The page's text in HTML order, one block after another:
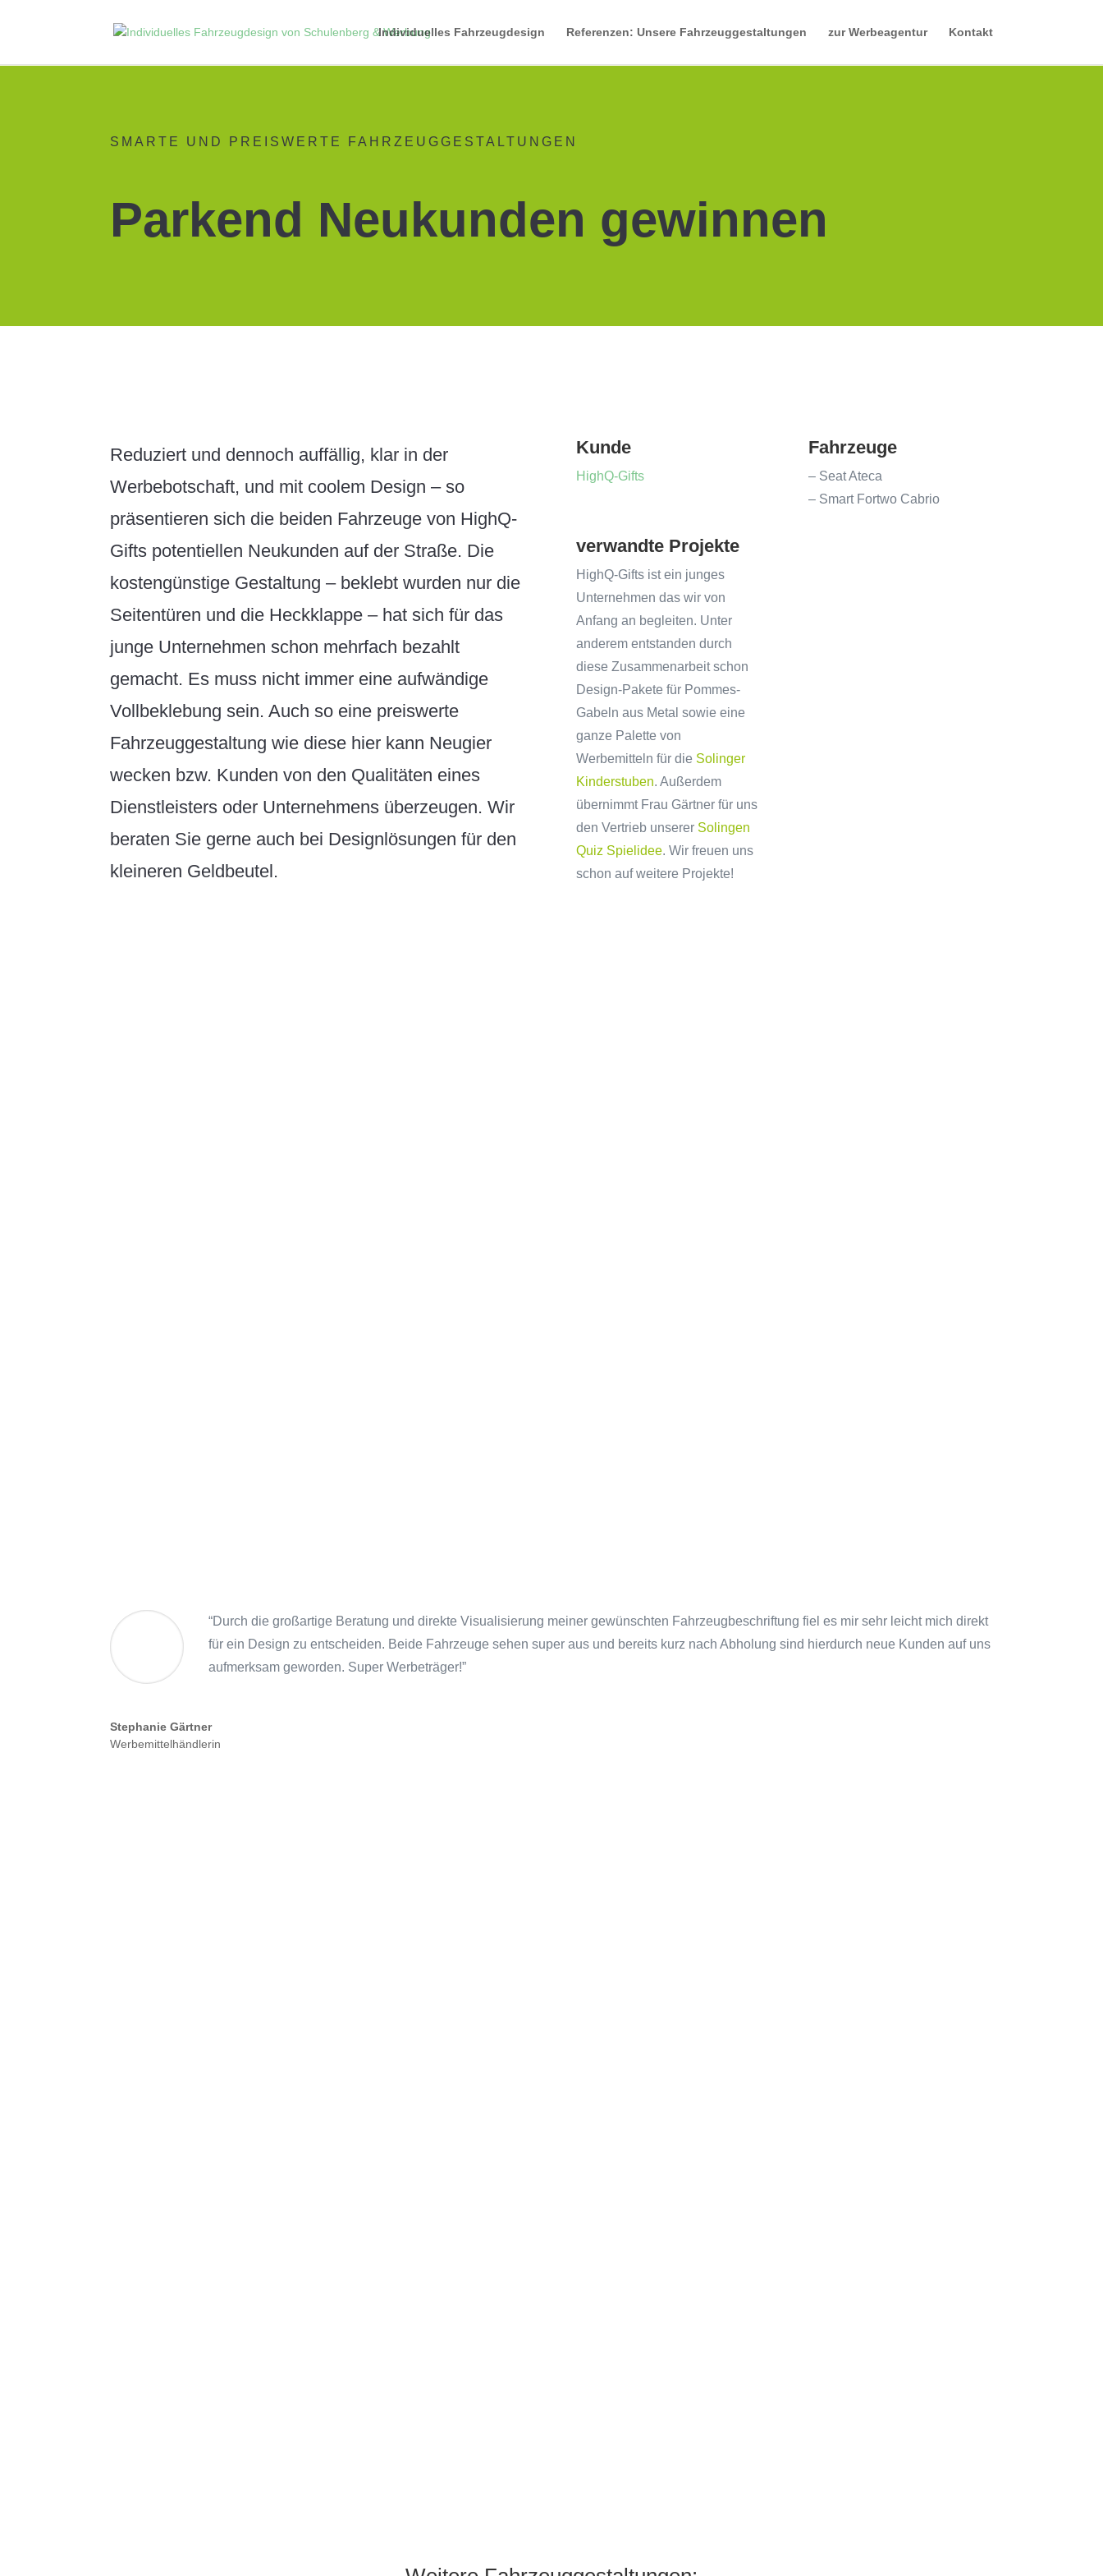
Individuelles Fahrzeugdesign Referenzen: Unsere Fahrzeuggestaltungen zur Werbeagentur Kontakt
SMARTE UND PREISWERTE FAHRZEUGGESTALTUNGEN
Parkend Neukunden gewinnen
Reduziert und dennoch auffällig, klar in der
Werbebotschaft, und mit coolem Design – so
präsentieren sich die beiden Fahrzeuge von HighQ-
Gifts potentiellen Neukunden auf der Straße. Die
kostengünstige Gestaltung – beklebt wurden nur die
Seitentüren und die Heckklappe – hat sich für das
junge Unternehmen schon mehrfach bezahlt
gemacht. Es muss nicht immer eine aufwändige
Vollbeklebung sein. Auch so eine preiswerte
Fahrzeuggestaltung wie diese hier kann Neugier
wecken bzw. Kunden von den Qualitäten eines
Dienstleisters oder Unternehmens überzeugen. Wir
beraten Sie gerne auch bei Designlösungen für den
kleineren Geldbeutel.
Kunde
HighQ-Gifts
verwandte Projekte
HighQ-Gifts ist ein junges
Unternehmen das wir von
Anfang an begleiten. Unter
anderem entstanden durch
diese Zusammenarbeit schon
Design-Pakete für Pommes-
Gabeln aus Metal sowie eine
ganze Palette von
Werbemitteln für die Solinger
Kinderstuben. Außerdem
übernimmt Frau Gärtner für uns
den Vertrieb unserer Solingen
Quiz Spielidee. Wir freuen uns
schon auf weitere Projekte!
Fahrzeuge
– Seat Ateca
– Smart Fortwo Cabrio
“Durch die großartige Beratung und direkte Visualisierung meiner gewünschten Fahrzeugbeschriftung fiel es mir sehr leicht mich direkt
für ein Design zu entscheiden. Beide Fahrzeuge sehen super aus und bereits kurz nach Abholung sind hierdurch neue Kunden auf uns
aufmerksam geworden. Super Werbeträger!”
Stephanie Gärtner
Werbemittelhändlerin